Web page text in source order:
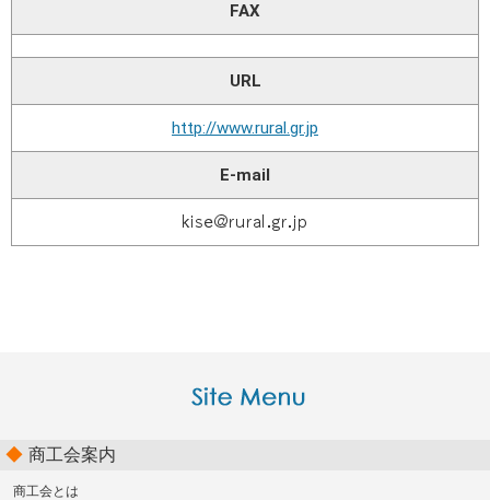
FAX
URL
http://www.rural.gr.jp
E-mail
商工会案内
商工会とは